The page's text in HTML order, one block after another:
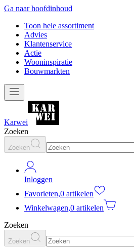
Ga naar hoofdinhoud
Toon hele assortiment
Advies
Klantenservice
Actie
Wooninspiratie
Bouwmarkten
Karwei
Zoeken
Zoeken
Inloggen
Favorieten,0 artikelen
Winkelwagen,0 artikelen
Zoeken
Zoeken